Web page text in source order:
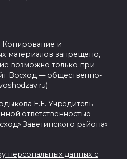
Копирование и
материалов запрещено,
возможно только при
Восход — общественно-
Е.Е. Учредитель —
ответственностью
Заветинского района»
персональных данных с